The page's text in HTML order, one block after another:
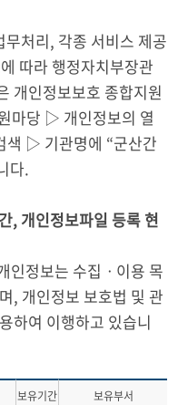
처리, 각종 서비스 제공
따라 행정자치부장관
개인정보보호 종합지원
당 ▷ 개인정보의 열
색 ▷ 기관명에 “군산간
다.
, 개인정보파일 등록 현
정보는 수집ㆍ이용 목
, 개인정보 보호법 및 관
하여 이행하고 있습니
보유기간
보유부서